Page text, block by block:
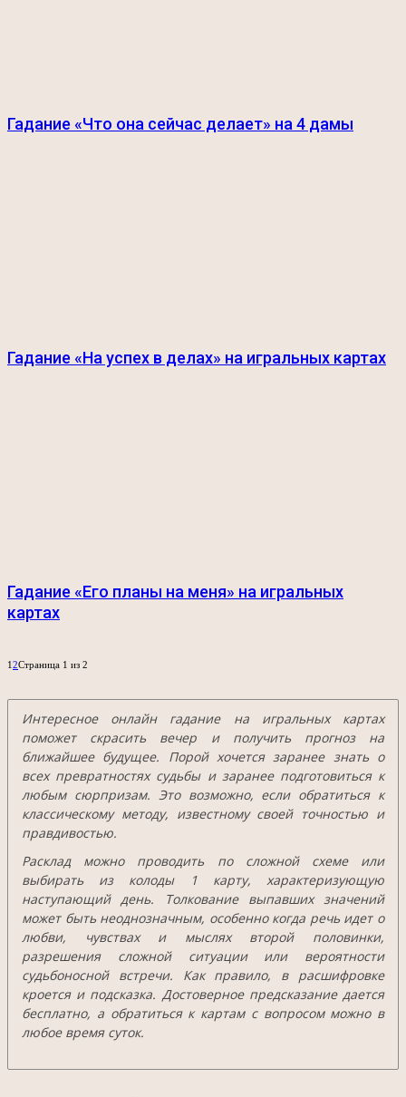
Гадание «Что она сейчас делает» на 4 дамы
Гадание «На успех в делах» на игральных картах
Гадание «Его планы на меня» на игральных
картах
12Страница 1 из 2
Интересное онлайн гадание на игральных картах
поможет скрасить вечер и получить прогноз на
ближайшее будущее. Порой хочется заранее знать о
всех превратностях судьбы и заранее подготовиться к
любым сюрпризам. Это возможно, если обратиться к
классическому методу, известному своей точностью и
правдивостью.
Расклад можно проводить по сложной схеме или
выбирать из колоды 1 карту, характеризующую
наступающий день. Толкование выпавших значений
может быть неоднозначным, особенно когда речь идет о
любви, чувствах и мыслях второй половинки,
разрешения сложной ситуации или вероятности
судьбоносной встречи. Как правило, в расшифровке
кроется и подсказка. Достоверное предсказание дается
бесплатно, а обратиться к картам с вопросом можно в
любое время суток.